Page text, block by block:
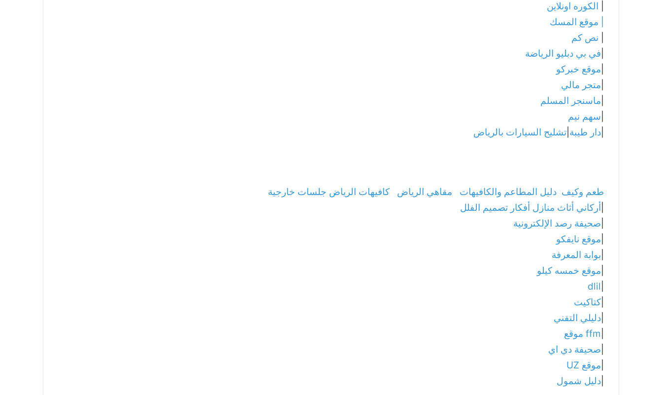
الكوره اونلاين
موقع المسك
نص كم
في بي دبليو الرياضة
موقع خبركو
متجر مالي
ماسنجر المسلم
سهم نيم
دار طيبة تشليح السيارات بالرياض
طعم وكيف دليل المطاعم والكافيهات مقاهي الرياض
كافيهات الرياض جلسات خارجية
أركاني أثاث منازل أفكار تصميم الفلل
صحيفة رصد الإلكترونية
موقع نايفكو
بوابة المعرفة
موقع خمسه كيلو
dlil
كتاكيت
دليلي التقني
ffm موقع
صحيفة دي اي
موقع UZ
دليل شمول